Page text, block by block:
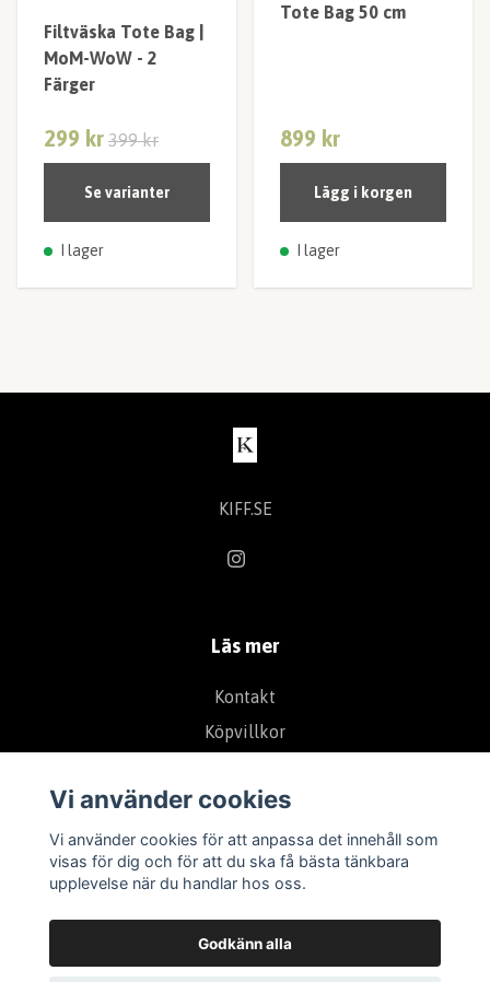
Filtväska Tote Bag |
MoM-WoW - 2
Färger
299 kr 399 kr
Se varianter
I lager
Tote Bag 50 cm
899 kr
Lägg i korgen
I lager
KIFF.SE
Läs mer
Kontakt
Köpvillkor
Vi använder cookies
Vi använder cookies för att anpassa det innehåll som
visas för dig och för att du ska få bästa tänkbara
upplevelse när du handlar hos oss.
Godkänn alla